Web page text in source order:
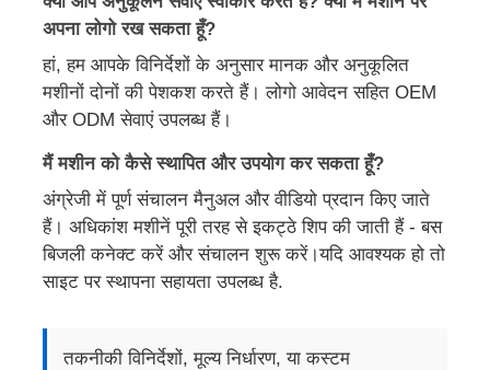
अपना लोगो रख सकता हूँ?
हां, हम आपके विनिर्देशों के अनुसार मानक और अनुकूलित
मशीनों दोनों की पेशकश करते हैं। लोगो आवेदन सहित OEM
और ODM सेवाएं उपलब्ध हैं।
मैं मशीन को कैसे स्थापित और उपयोग कर सकता हूँ?
अंग्रेजी में पूर्ण संचालन मैनुअल और वीडियो प्रदान किए जाते
हैं। अधिकांश मशीनें पूरी तरह से इकट्ठे शिप की जाती हैं - बस
बिजली कनेक्ट करें और संचालन शुरू करें।यदि आवश्यक हो तो
साइट पर स्थापना सहायता उपलब्ध है.
तकनीकी विनिर्देशों, मूल्य निर्धारण, या कस्टम